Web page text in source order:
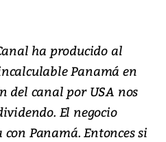
ha producido al
Panamá en
del canal por USA nos
El negocio
Panamá. Entonces si